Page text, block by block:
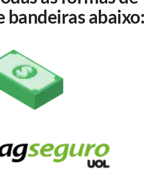
bandeiras abaixo: